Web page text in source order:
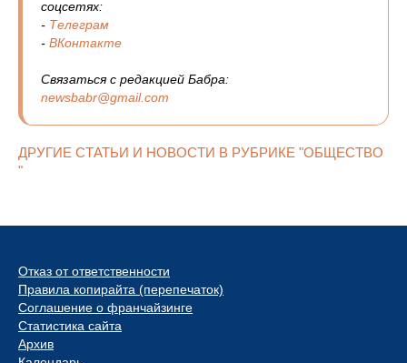
соцсетях:
- Телеграм
- ВКонтакте
Связаться с редакцией Бабра:
newsbabr@gmail.com
ДРУГИЕ СТАТЬИ И НОВОСТИ В РУБРИКЕ "ОБЩЕСТВО
"
Отказ от ответственности
Правила копирайта (перепечаток)
Соглашение о франчайзинге
Статистика сайта
Архив